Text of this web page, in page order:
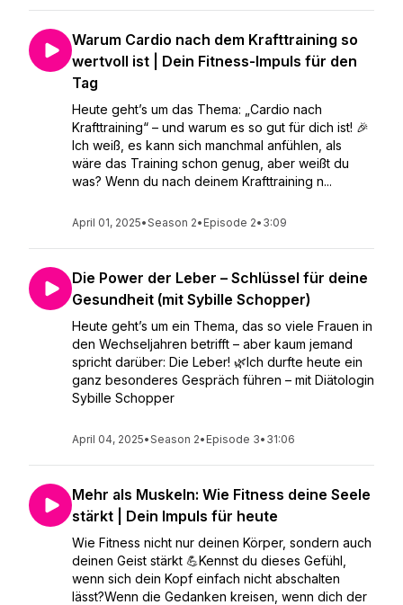
Warum Cardio nach dem Krafttraining so
wertvoll ist | Dein Fitness-Impuls für den
Tag
Heute geht’s um das Thema: „Cardio nach
Krafttraining“ – und warum es so gut für dich ist! 🎉
Ich weiß, es kann sich manchmal anfühlen, als
wäre das Training schon genug, aber weißt du
was? Wenn du nach deinem Krafttraining n...
April 01, 2025•Season 2• Episode 2• 3:09
Die Power der Leber – Schlüssel für deine
Gesundheit (mit Sybille Schopper)
Heute geht’s um ein Thema, das so viele Frauen in
den Wechseljahren betrifft – aber kaum jemand
spricht darüber: Die Leber! 🌿Ich durfte heute ein
ganz besonderes Gespräch führen – mit Diätologin
Sybille Schopper
April 04, 2025•Season 2• Episode 3• 31:06
Mehr als Muskeln: Wie Fitness deine Seele
stärkt | Dein Impuls für heute
Wie Fitness nicht nur deinen Körper, sondern auch
deinen Geist stärkt 💪Kennst du dieses Gefühl,
wenn sich dein Kopf einfach nicht abschalten
lässt?Wenn die Gedanken kreisen, wenn dich der